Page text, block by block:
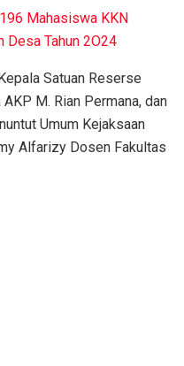
Mahasiswa KKN
Desa Tahun 2O24
Satuan Reserse
M. Rian Permana, dan
Umum Kejaksaan
Alfarizy Dosen Fakultas